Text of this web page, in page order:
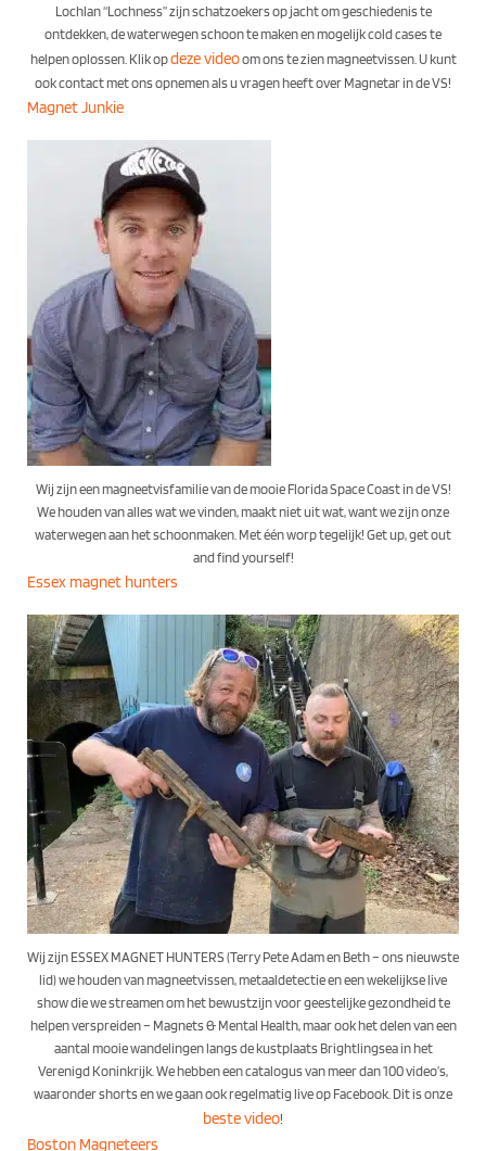
Lochlan “Lochness” zijn schatzoekers op jacht om geschiedenis te
ontdekken, de waterwegen schoon te maken en mogelijk cold cases te
helpen oplossen. Klik opdeze videoom ons te zien magneetvissen. U kunt
ook contact met ons opnemen als u vragen heeft over Magnetar in de VS!
Magnet Junkie
Wij zijn een magneetvisfamilie van de mooie Florida Space Coast in de VS!
We houden van alles wat we vinden, maakt niet uit wat, want we zijn onze
waterwegen aan het schoonmaken. Met één worp tegelijk! Get up, get out
and find yourself!
Essex magnet hunters
Wij zijn ESSEX MAGNET HUNTERS (Terry Pete Adam en Beth – ons nieuwste
lid) we houden van magneetvissen, metaaldetectie en een wekelijkse live
show die we streamen om het bewustzijn voor geestelijke gezondheid te
helpen verspreiden – Magnets & Mental Health, maar ook het delen van een
aantal mooie wandelingen langs de kustplaats Brightlingsea in het
Verenigd Koninkrijk. We hebben een catalogus van meer dan 100 video’s,
waaronder shorts en we gaan ook regelmatig live op Facebook. Dit is onze
beste video!
Boston Magneteers